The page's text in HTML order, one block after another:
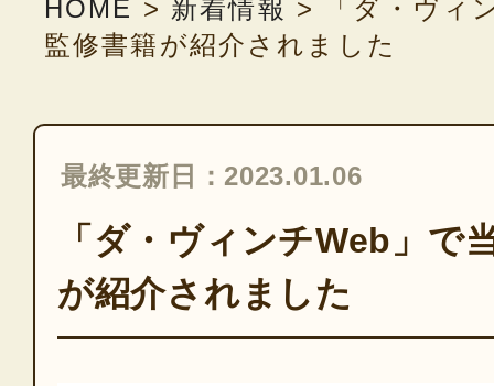
HOME > 新着情報 >
「ダ・ヴィ
監修書籍が紹介されました
「ダ・ヴィンチWeb」で
が紹介されました
最終更新日：2023.01.06